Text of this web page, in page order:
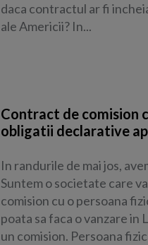
daca contractul ar fi
ale Americii? In...
Contract de comision
obligatii declarative
In randurile de mai jos,
Suntem o societate care
comision cu o persoana
poata sa faca o vanzare in
un comision. Persoana